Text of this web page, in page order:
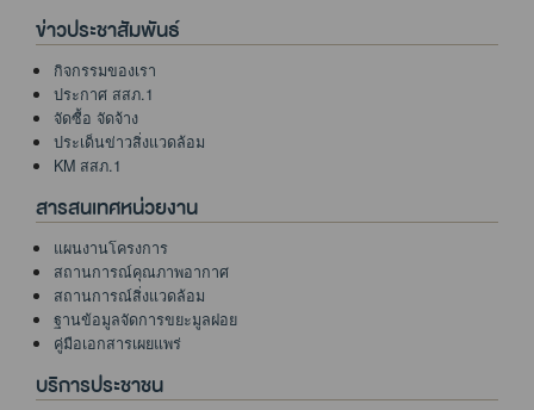
ข่าวประชาสัมพันธ์
กิจกรรมของเรา
ประกาศ สสภ.1
จัดซื้อ จัดจ้าง
ประเด็นข่าวสิ่งแวดล้อม
KM สสภ.1
สารสนเทศหน่วยงาน
แผนงานโครงการ
สถานการณ์คุณภาพอากาศ
สถานการณ์สิ่งแวดล้อม
ฐานข้อมูลจัดการขยะมูลฝอย
คู่มือเอกสารเผยแพร่
บริการประชาชน